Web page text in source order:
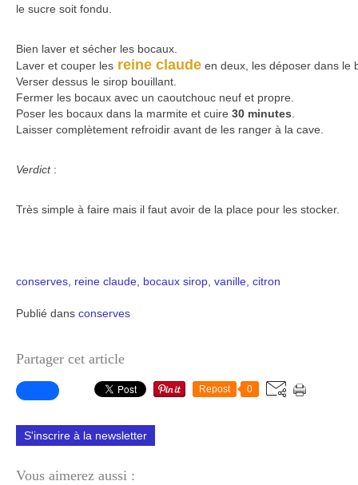
le sucre soit fondu.
Bien laver et sécher les bocaux.
Laver et couper les reine claude en deux, les déposer dans le
Verser dessus le sirop bouillant.
Fermer les bocaux avec un caoutchouc neuf et propre.
Poser les bocaux dans la marmite et cuire 30 minutes
Laisser complètement refroidir avant de les ranger à la cave.
Verdict :
Très simple à faire mais il faut avoir de la place pour les stocker.
conserves reine claude bocaux sirop vanille citron
Publié dans conserves
Partager cet article
Repost 0
S'inscrire à la newsletter
Vous aimerez aussi :